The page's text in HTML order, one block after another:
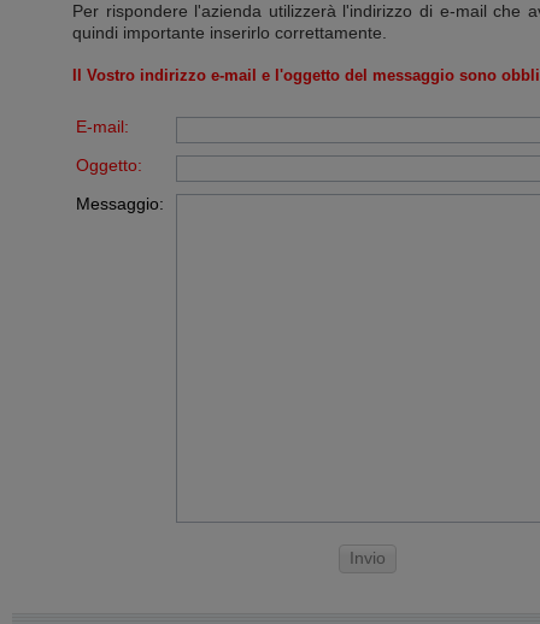
Per rispondere l'azienda utilizzerà l'indirizzo di e-mail che
quindi importante inserirlo correttamente.
Il Vostro indirizzo e-mail e l'oggetto del messaggio sono
E-mail:
Oggetto:
Messaggio:
Invio